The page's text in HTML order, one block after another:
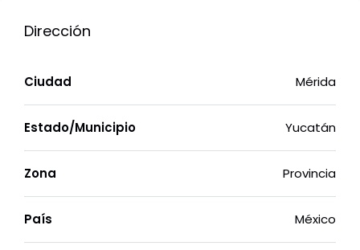
Dirección
Ciudad Mérida
Estado/Municipio Yucatán
Zona Provincia
País México